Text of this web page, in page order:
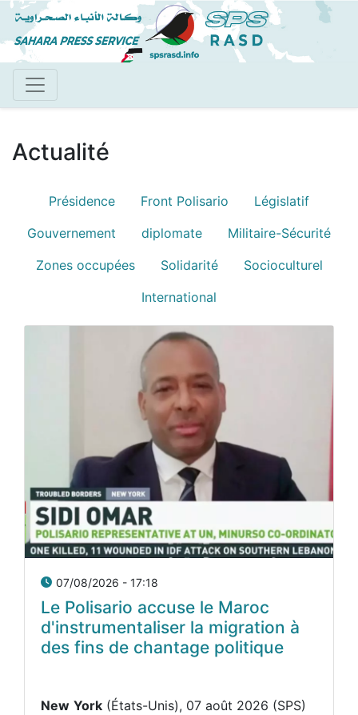
Aller
au
contenu
Actualité
Présidence Front Polisario
Législatif
Gouvernement
diplomate
Militaire-Sécurité
Zones occupées
Solidarité
Socioculturel
International
07/08/2026 - 17:18
Le Polisario accuse le Maroc
d'instrumentaliser la migration à
des fins de chantage politique
New York (États-Unis), 07 août 2026 (SPS)